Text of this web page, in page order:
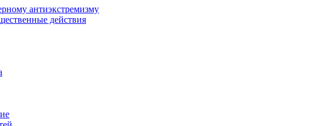
антиэкстремизму
действия